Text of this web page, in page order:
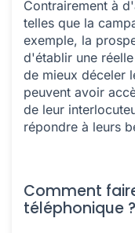
Contrairement à
telles que la
exemple, la
d'établir une
de mieux déceler
peuvent avoir
de leur
répondre à leurs
Comment
téléphonique ?